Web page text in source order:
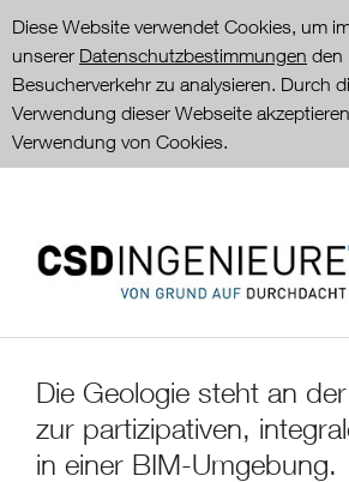
Diese Website verwendet Cookies, um
unserer Datenschutzbestimmungen den
Besucherverkehr zu analysieren. Durch
Verwendung dieser Webseite
Verwendung von Cookies.
Die Geologie steht an
zur partizipativen,
in einer BIM-Umgebung.